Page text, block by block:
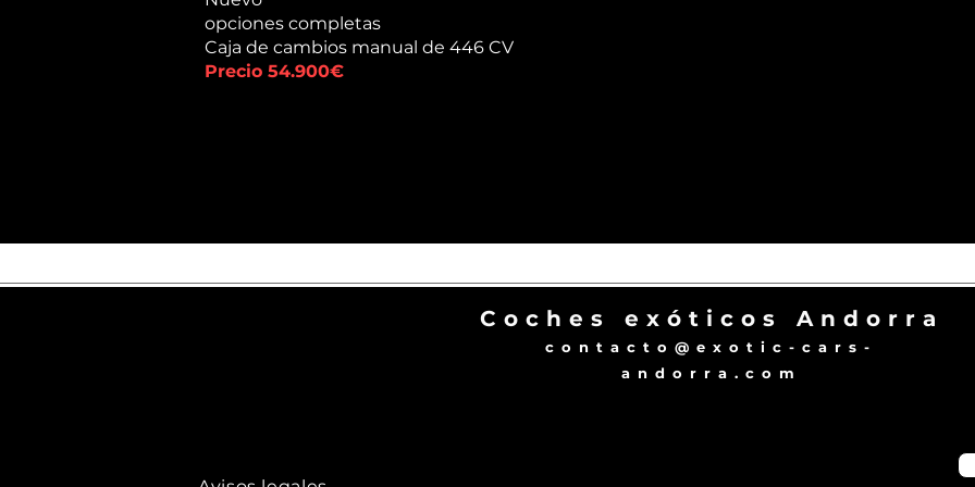
opciones completas
Caja de cambios manual de 446 CV
Precio 54.900€
Coches exóticos Andorra
contacto@exotic-cars-
andorra.com